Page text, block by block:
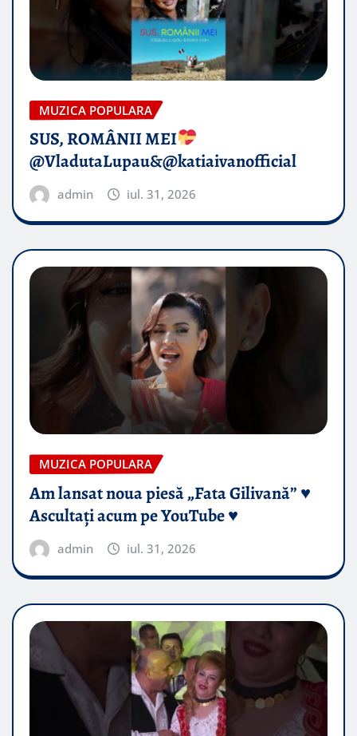
MUZICA POPULARA
SUS, ROMÂNII MEI
@VladutaLupau&@katiaivanofficial
admin iul. 31, 2026
MUZICA POPULARA
Am lansat noua piesă „Fata Gilivană” ♥️
Ascultați acum pe YouTube ♥️
admin iul. 31, 2026